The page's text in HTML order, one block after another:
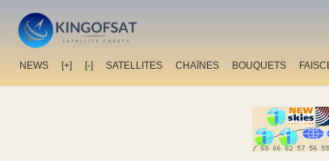
NEWS [+] [-] SATELLITES CHAîNES BOUQUETS